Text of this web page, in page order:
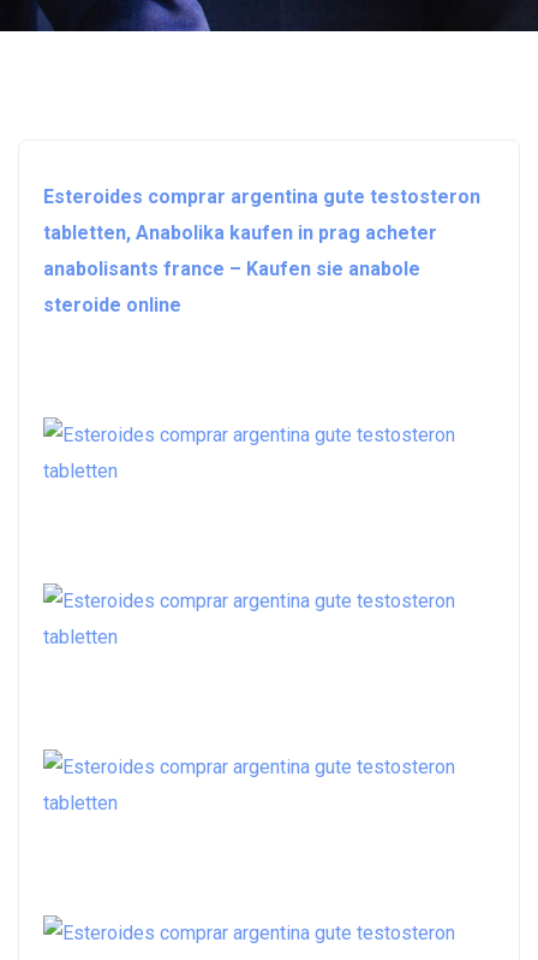
Esteroides comprar argentina gute testosteron
tabletten, Anabolika kaufen in prag acheter
anabolisants france – Kaufen sie anabole
steroide online